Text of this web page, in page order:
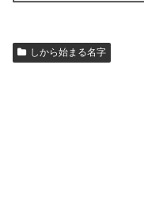
しから始まる名字